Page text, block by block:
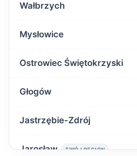
Wałbrzych
Mysłowice
Ostrowiec Świętokrzyski
Głogów
Jastrzębie-Zdrój
Jarosław TWÓJ REGION